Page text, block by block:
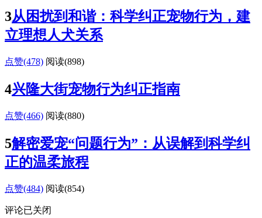
3从困扰到和谐：科学纠正宠物行为，建
立理想人犬关系
点赞(478) 阅读(898)
4兴隆大街宠物行为纠正指南
点赞(466) 阅读(880)
5解密爱宠“问题行为”：从误解到科学纠
正的温柔旅程
点赞(484) 阅读(854)
评论已关闭